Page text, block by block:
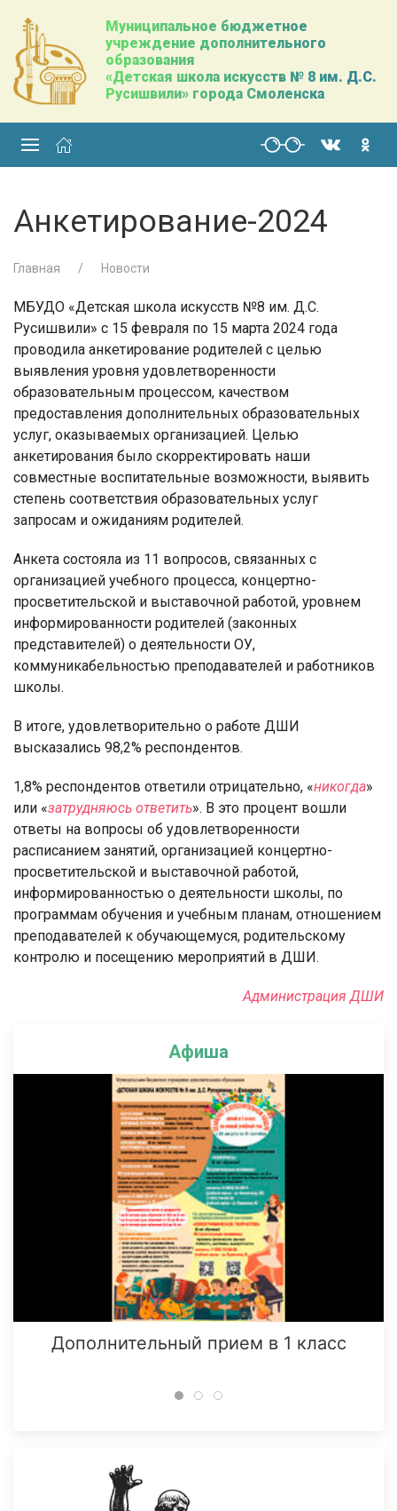
Муниципальное бюджетное
учреждение дополнительного
образования
«Детская школа искусств № 8 им. Д.С.
Русишвили» города Смоленска
Афиша
Дополнительный прием в 1 класс
Анкетирование-2024
Главная Новости
МБУДО «Детская школа искусств №8 им. Д.С.
Русишвили» с 15 февраля по 15 марта 2024 года
проводила анкетирование родителей с целью
выявления уровня удовлетворенности
образовательным процессом, качеством
предоставления дополнительных образовательных
услуг, оказываемых организацией. Целью
анкетирования было скорректировать наши
совместные воспитательные возможности, выявить
степень соответствия образовательных услуг
запросам и ожиданиям родителей.
Анкета состояла из 11 вопросов, связанных с
организацией учебного процесса, концертно-
просветительской и выставочной работой, уровнем
информированности родителей (законных
представителей) о деятельности ОУ,
коммуникабельностью преподавателей и работников
школы.
В итоге, удовлетворительно о работе ДШИ
высказались 98,2% респондентов.
1,8% респондентов ответили отрицательно, «никогда»
или «затрудняюсь ответить». В это процент вошли
ответы на вопросы об удовлетворенности
расписанием занятий, организацией концертно-
просветительской и выставочной работой,
информированностью о деятельности школы, по
программам обучения и учебным планам, отношением
преподавателей к обучающемуся, родительскому
контролю и посещению мероприятий в ДШИ.
Администрация ДШИ